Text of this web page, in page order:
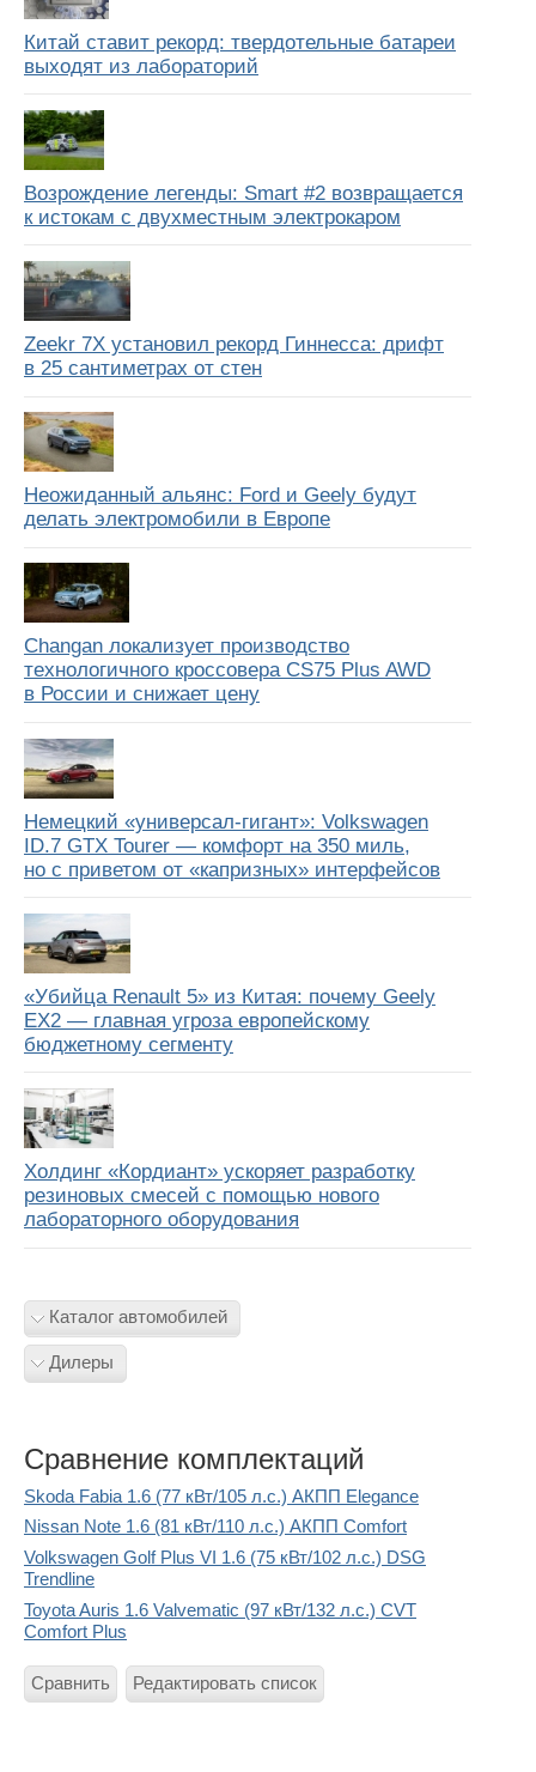
Китай ставит рекорд: твердотельные батареи
выходят из лабораторий
Возрождение легенды: Smart #2 возвращается
к истокам с двухместным электрокаром
Zeekr 7X установил рекорд Гиннесса: дрифт
в 25 сантиметрах от стен
Неожиданный альянс: Ford и Geely будут
делать электромобили в Европе
Changan локализует производство
технологичного кроссовера CS75 Plus AWD
в России и снижает цену
Немецкий «универсал-гигант»: Volkswagen
ID.7 GTX Tourer — комфорт на 350 миль,
но с приветом от «капризных» интерфейсов
«Убийца Renault 5» из Китая: почему Geely
EX2 — главная угроза европейскому
бюджетному сегменту
Холдинг «Кордиант» ускоряет разработку
резиновых смесей с помощью нового
лабораторного оборудования
Каталог автомобилей
Дилеры
Сравнение комплектаций
Skoda Fabia 1.6 (77 кВт/105 л.с.) АКПП Elegance
Nissan Note 1.6 (81 кВт/110 л.с.) АКПП Comfort
Volkswagen Golf Plus VI 1.6 (75 кВт/102 л.с.) DSG
Trendline
Toyota Auris 1.6 Valvematic (97 кВт/132 л.с.) CVT
Comfort Plus
Сравнить Редактировать список